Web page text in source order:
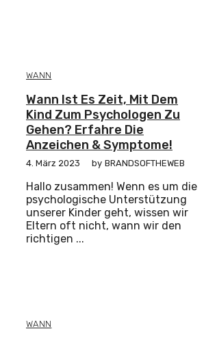
WANN
Wann Ist Es Zeit, Mit Dem
Kind Zum Psychologen Zu
Gehen? Erfahre Die
Anzeichen & Symptome!
4. März 2023 by BRANDSOFTHEWEB
Hallo zusammen! Wenn es um die
psychologische Unterstützung
unserer Kinder geht, wissen wir
Eltern oft nicht, wann wir den
richtigen ...
WANN